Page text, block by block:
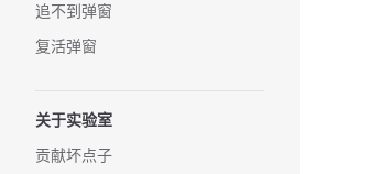
追不到弹窗
复活弹窗
关于实验室
贡献坏点子